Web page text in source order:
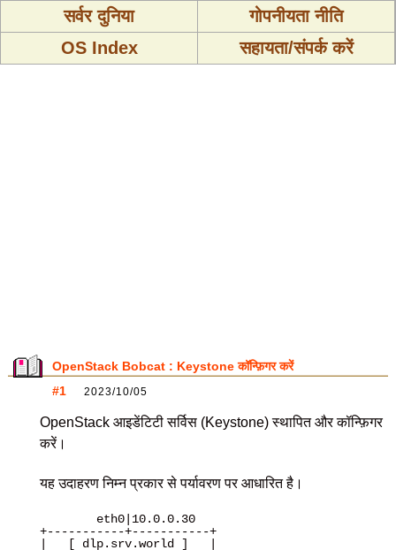
सर्वर दुनिया
गोपनीयता नीति
OS Index
सहायता/संपर्क करें
OpenStack Bobcat : Keystone कॉन्फ़िगर करें
#1
2023/10/05
OpenStack आइडेंटिटी सर्विस (Keystone) स्थापित और कॉन्फ़िगर
करें।
यह उदाहरण निम्न प्रकार से पर्यावरण पर आधारित है।
+-----------+-----------+
|   [ dlp.srv.world ]   |